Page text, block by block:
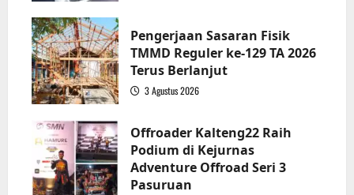
Pengerjaan Sasaran Fisik
TMMD Reguler ke-129 TA 2026
Terus Berlanjut
3 Agustus 2026
Offroader Kalteng22 Raih
Podium di Kejurnas
Adventure Offroad Seri 3
Pasuruan